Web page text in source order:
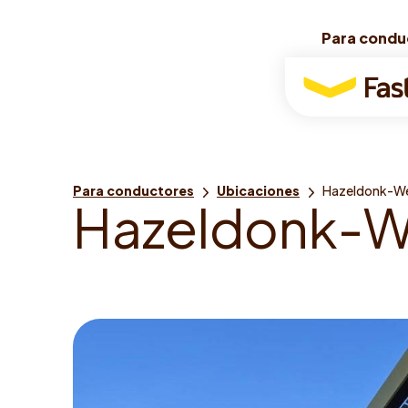
Para
Para
Para
Usted
está
aquí:
Para conductores Ubicaciones Hazeldonk-
Hazeldonk-